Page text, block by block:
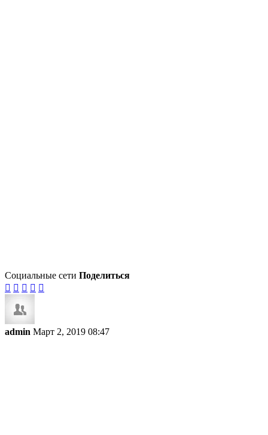
Социальные сети Поделиться
    
admin Март 2, 2019 08:47